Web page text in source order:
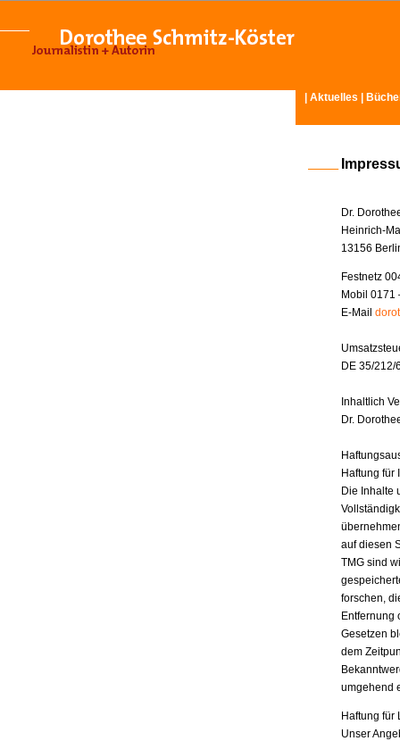
Aktuelles
Dr.
Heinrich-
13156
Festnetz
Mobil 0171
E-Mail
DE 35/212/
Inhaltlich
Dr.
Haftung für
Die Inhalte
auf diesen
TMG sind
forschen,
Entfernung
Gesetzen
dem
umgehend
Haftung für
Unser